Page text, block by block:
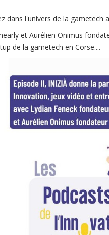
dans l'univers de la gametech
et Aurélien Onimus
de la gametech en Corse....